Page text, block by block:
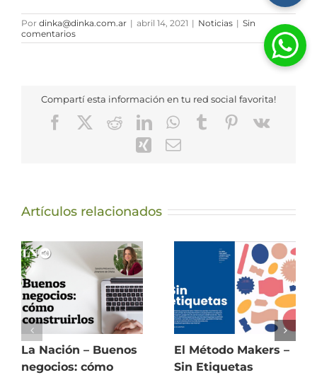
Por dinka@dinka.com.ar | abril 14, 2021 | Noticias | Sin
comentarios
Compartí esta información en tu red social favorita!
FacebookRedditLinkedInWhatsApp
TumblrPinterest
Vk
XingCorreo
Artículos relacionados
La Nación – Buenos
negocios: cómo
El Método Makers –
Sin Etiquetas